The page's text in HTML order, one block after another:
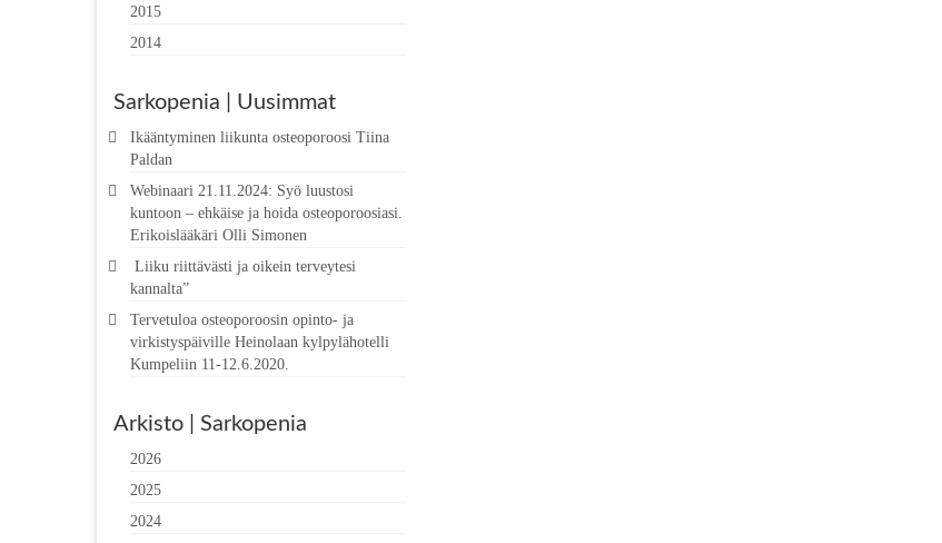
2015
2014
Sarkopenia | Uusimmat
Ikääntyminen liikunta osteoporoosi Tiina
Paldan
Webinaari 21.11.2024: Syö luustosi
kuntoon – ehkäise ja hoida osteoporoosiasi.
Erikoislääkäri Olli Simonen
Liiku riittävästi ja oikein terveytesi
kannalta”
Tervetuloa osteoporoosin opinto- ja
virkistyspäiville Heinolaan kylpylähotelli
Kumpeliin 11-12.6.2020.
Arkisto | Sarkopenia
2026
2025
2024